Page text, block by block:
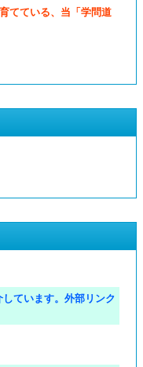
てている、当「学問道
ています。外部リンク